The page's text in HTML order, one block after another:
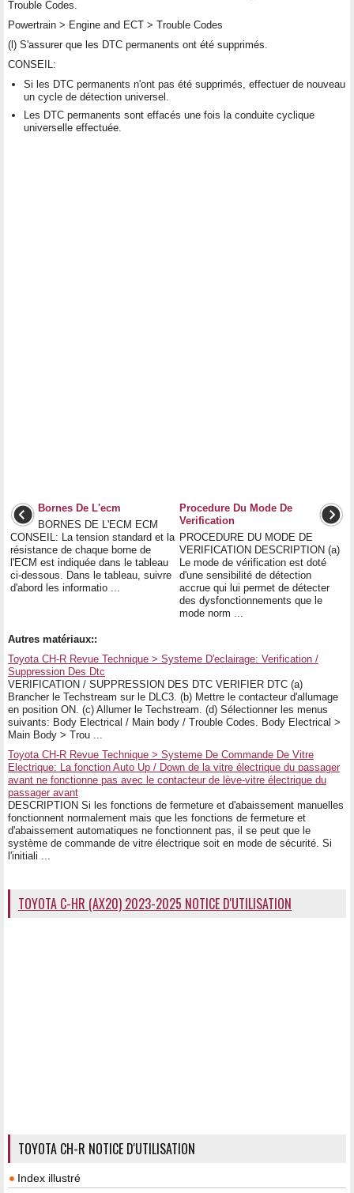
Trouble Codes.
Powertrain > Engine and ECT > Trouble Codes
(l) S'assurer que les DTC permanents ont été supprimés.
CONSEIL:
Si les DTC permanents n'ont pas été supprimés, effectuer de nouveau
un cycle de détection universel.
Les DTC permanents sont effacés une fois la conduite cyclique
universelle effectuée.
Bornes De L'ecm
BORNES DE L'ECM ECM
CONSEIL: La tension standard et la
résistance de chaque borne de
l'ECM est indiquée dans le tableau
ci-dessous. Dans le tableau, suivre
d'abord les informatio ...
Procedure Du Mode De
Verification
PROCEDURE DU MODE DE
VERIFICATION DESCRIPTION (a)
Le mode de vérification est doté
d'une sensibilité de détection
accrue qui lui permet de détecter
des dysfonctionnements que le
mode norm ...
Autres matériaux::
Toyota CH-R Revue Technique > Systeme D'eclairage: Verification /
Suppression Des Dtc
VERIFICATION / SUPPRESSION DES DTC VERIFIER DTC (a)
Brancher le Techstream sur le DLC3. (b) Mettre le contacteur d'allumage
en position ON. (c) Allumer le Techstream. (d) Sélectionner les menus
suivants: Body Electrical / Main body / Trouble Codes. Body Electrical >
Main Body > Trou ...
Toyota CH-R Revue Technique > Systeme De Commande De Vitre
Electrique: La fonction Auto Up / Down de la vitre électrique du passager
avant ne fonctionne pas avec le contacteur de lève-vitre électrique du
passager avant
DESCRIPTION Si les fonctions de fermeture et d'abaissement manuelles
fonctionnent normalement mais que les fonctions de fermeture et
d'abaissement automatiques ne fonctionnent pas, il se peut que le
système de commande de vitre électrique soit en mode de sécurité. Si
l'initiali ...
TOYOTA C-HR (AX20) 2023-2025 NOTICE D'UTILISATION
TOYOTA CH-R NOTICE D'UTILISATION
Index illustré